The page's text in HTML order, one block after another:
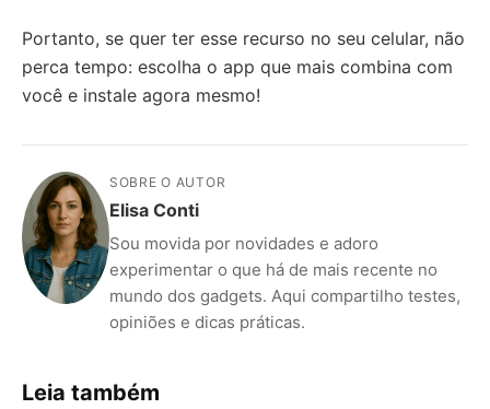
Portanto, se quer ter esse recurso no seu celular, não
perca tempo: escolha o app que mais combina com
você e instale agora mesmo!
SOBRE O AUTOR
Elisa Conti
Sou movida por novidades e adoro
experimentar o que há de mais recente no
mundo dos gadgets. Aqui compartilho testes,
opiniões e dicas práticas.
Leia também